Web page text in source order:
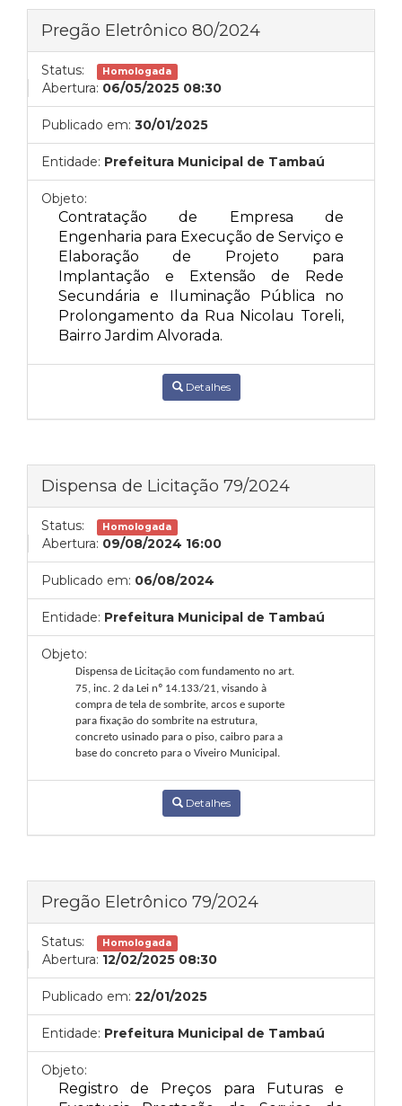
Pregão Eletrônico 80/2024
Status: Homologada
Abertura: 06/05/2025 08:30
Publicado em: 30/01/2025
Entidade: Prefeitura Municipal de Tambaú
Objeto:
Contratação de Empresa de
Engenharia para Execução de Serviço e
Elaboração de Projeto para
Implantação e Extensão de Rede
Secundária e Iluminação Pública no
Prolongamento da Rua Nicolau Toreli,
Bairro Jardim Alvorada.
Detalhes
Dispensa de Licitação 79/2024
Status: Homologada
Abertura: 09/08/2024 16:00
Publicado em: 06/08/2024
Entidade: Prefeitura Municipal de Tambaú
Objeto:
Dispensa de Licitação com fundamento no art.
75, inc. 2 da Lei nº 14.133/21, visando à
compra de tela de sombrite, arcos e suporte
para fixação do sombrite na estrutura,
concreto usinado para o piso, caibro para a
base do concreto para o Viveiro Municipal.
Detalhes
Pregão Eletrônico 79/2024
Status: Homologada
Abertura: 12/02/2025 08:30
Publicado em: 22/01/2025
Entidade: Prefeitura Municipal de Tambaú
Objeto:
Registro de Preços para Futuras e